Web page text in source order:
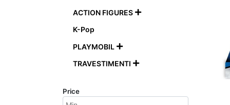
ACTION FIGURES 
K-Pop
PLAYMOBIL 
TRAVESTIMENTI 
Price